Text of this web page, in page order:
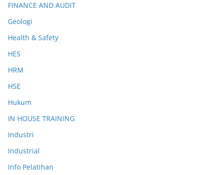
FINANCE AND AUDIT
Geologi
Health & Safety
HES
HRM
HSE
Hukum
IN HOUSE TRAINING
Industri
Industrial
Info Pelatihan